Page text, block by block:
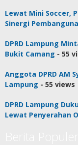
Lewat Mini Soccer,
Sinergi
DPRD Lampung
Bukit Camang - 55
Anggota DPRD AM
Lampung - 55 views
DPRD Lampung
Lewat Penyerahan